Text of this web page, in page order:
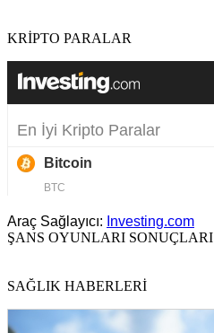
KRİPTO PARALAR
Araç Sağlayıcı: Investing.com
ŞANS OYUNLARI SONUÇLARI
SAĞLIK HABERLERİ